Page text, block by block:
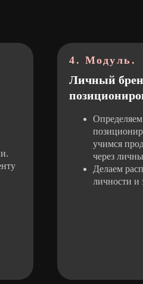
4. Модуль.
Личный
Определяем
учимся
через
Делаем
личности и